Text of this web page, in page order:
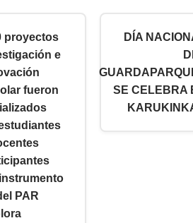
proyectos
e
fueron
PAR
DÍA
SE CELEBRA